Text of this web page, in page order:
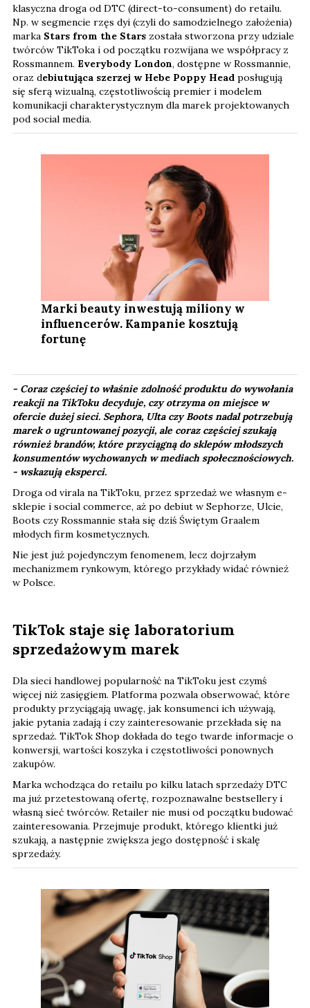
klasyczna droga od DTC (direct-to-consument) do retailu.
Np. w segmencie rzęs dyi (czyli do samodzielnego założenia)
marka Stars from the Stars została stworzona przy udziale
twórców TikToka i od początku rozwijana we współpracy z
Rossmannem. Everybody London, dostępne w Rossmannie,
oraz debiutująca szerzej w Hebe Poppy Head posługują
się sferą wizualną, częstotliwością premier i modelem
komunikacji charakterystycznym dla marek projektowanych
pod social media.
Marki beauty inwestują miliony w
influencerów. Kampanie kosztują
fortunę
- Coraz częściej to właśnie zdolność produktu do wywołania
reakcji na TikToku decyduje, czy otrzyma on miejsce w
ofercie dużej sieci. Sephora, Ulta czy Boots nadal potrzebują
marek o ugruntowanej pozycji, ale coraz częściej szukają
również brandów, które przyciągną do sklepów młodszych
konsumentów wychowanych w mediach społecznościowych.​
- wskazują eksperci.
Droga od virala na TikToku, przez sprzedaż we własnym e-
sklepie i social commerce, aż po debiut w Sephorze, Ulcie,
Boots czy Rossmannie stała się dziś Świętym Graalem
młodych firm kosmetycznych.
Nie jest już pojedynczym fenomenem, lecz dojrzałym
mechanizmem rynkowym, którego przykłady widać również
w Polsce.
TikTok staje się laboratorium
sprzedażowym marek
Dla sieci handlowej popularność na TikToku jest czymś
więcej niż zasięgiem. Platforma pozwala obserwować, które
produkty przyciągają uwagę, jak konsumenci ich używają,
jakie pytania zadają i czy zainteresowanie przekłada się na
sprzedaż. TikTok Shop dokłada do tego twarde informacje o
konwersji, wartości koszyka i częstotliwości ponownych
zakupów.
Marka wchodząca do retailu po kilku latach sprzedaży DTC
ma już przetestowaną ofertę, rozpoznawalne bestsellery i
własną sieć twórców. Retailer nie musi od początku budować
zainteresowania. Przejmuje produkt, którego klientki już
szukają, a następnie zwiększa jego dostępność i skalę
sprzedaży.